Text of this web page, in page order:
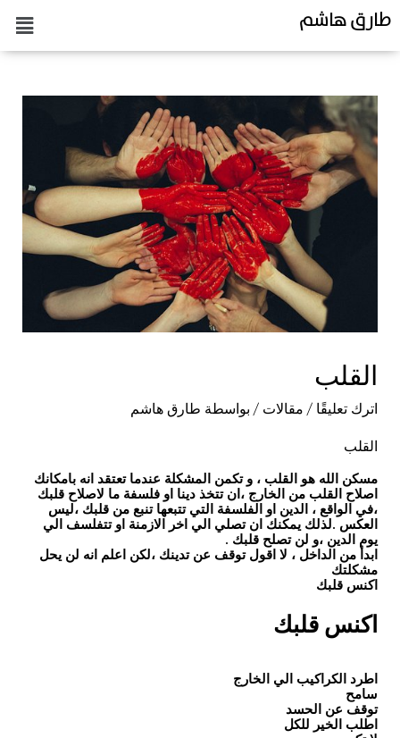
طارق هاشم
القلب
اترك تعليقًا / مقالات / بواسطة طارق هاشم
القلب
مسكن الله هو القلب ، و تكمن المشكلة عندما تعتقد انه بامكانك
اصلاح القلب من الخارج ،ان تتخذ دينا او فلسفة ما لاصلاح قلبك
،في الواقع ، الدين او الفلسفة التي تتبعها تنبع منقلبك ،ليس
العكس .لذلك يمكنك ان تصلي الي اخر الازمنة او تتفلسف الي
يوم الدين ،و لن تصلح قلبك .
ابدأ من الداخل ، لا اقول توقف عن تدينك ،لكن اعلم انه لن يحل
مشكلتك
اكنس قلبك
اكنس قلبك
اطرد الكراكيب الي الخارج
سامح
توقف عن الحسد
اطلب الخير للكل